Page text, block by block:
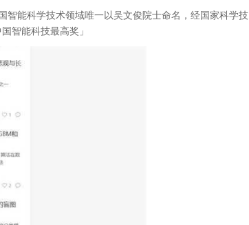
智能科学技术领域唯一以吴文俊院士命名，经国家科学技
智能科技最高奖」